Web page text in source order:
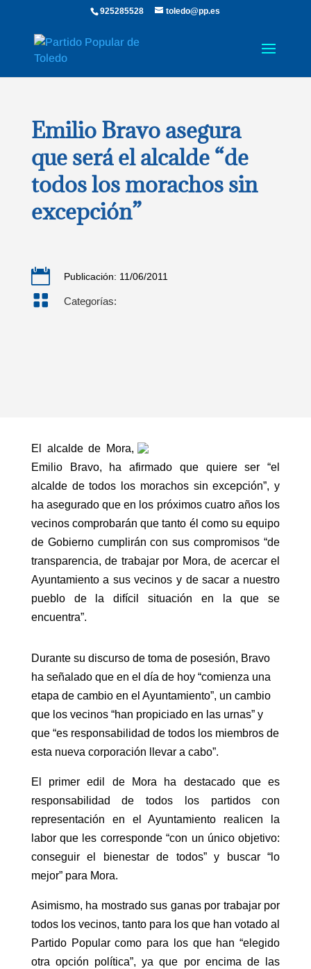
925285528 toledo@pp.es
Emilio Bravo asegura
que será el alcalde “de
todos los morachos sin
excepción”
 Publicación: 11/06/2011
 Categorías:
El alcalde de Mora,
Emilio Bravo, ha afirmado que quiere ser “el
alcalde de todos los morachos sin excepción”, y
ha asegurado que en los próximos cuatro años los
vecinos comprobarán que tanto él como su equipo
de Gobierno cumplirán con sus compromisos “de
transparencia, de trabajar por Mora, de acercar el
Ayuntamiento a sus vecinos y de sacar a nuestro
pueblo de la difícil situación en la que se
encuentra”.
Durante su discurso de toma de posesión, Bravo
ha señalado que en el día de hoy “comienza una
etapa de cambio en el Ayuntamiento”, un cambio
que los vecinos “han propiciado en las urnas” y
que “es responsabilidad de todos los miembros de
esta nueva corporación llevar a cabo”.
El primer edil de Mora ha destacado que es
responsabilidad de todos los partidos con
representación en el Ayuntamiento realicen la
labor que les corresponde “con un único objetivo:
conseguir el bienestar de todos” y buscar “lo
mejor” para Mora.
Asimismo, ha mostrado sus ganas por trabajar por
todos los vecinos, tanto para los que han votado al
Partido Popular como para los que han “elegido
otra opción política”, ya que por encima de las